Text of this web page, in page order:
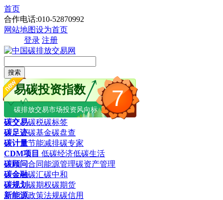
首页
合作电话:010-52870992
网站地图设为首页
登录 注册
搜索
7
易碳投资指数
碳排放交易市场投资风向标
碳交易碳税碳标签
碳足迹碳基金碳盘查
碳计量节能减排碳专家
CDM项目 低碳经济低碳生活
碳顾问合同能源管理碳资产管理
碳金融碳汇碳中和
碳规划碳期权碳期货
新能源政策法规碳信用